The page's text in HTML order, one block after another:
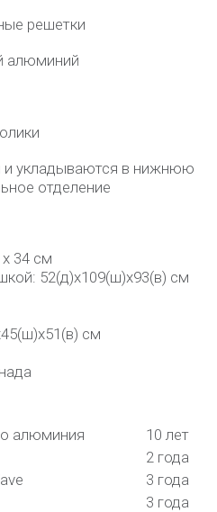
решетки
алюминий
и укладываются в нижнюю
отделение
34 см
52(д)х109(ш)х93(в) см
см
алюминия
10 лет
2 года
3 года
3 года